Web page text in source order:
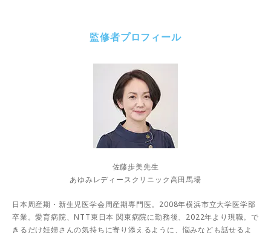
監修者プロフィール
佐藤歩美先生
あゆみレディースクリニック高田馬場
日本周産期・新生児医学会周産期専門医。2008年横浜市立大学医学部
卒業。愛育病院、NTT東日本 関東病院に勤務後、2022年より現職。で
きるだけ妊婦さんの気持ちに寄り添えるように、悩みなども話せるよ